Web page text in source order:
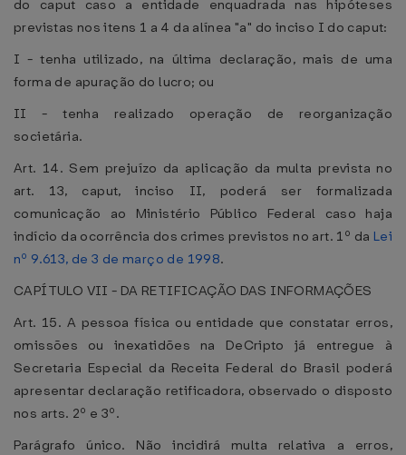
do caput caso a entidade enquadrada nas hipóteses
previstas nos itens 1 a 4 da alínea "a" do inciso I do caput:
I - tenha utilizado, na última declaração, mais de uma
forma de apuração do lucro; ou
II - tenha realizado operação de reorganização
societária.
Art. 14. Sem prejuízo da aplicação da multa prevista no
art. 13, caput, inciso II, poderá ser formalizada
comunicação ao Ministério Público Federal caso haja
indício da ocorrência dos crimes previstos no art. 1º da Lei
nº 9.613, de 3 de março de 1998.
CAPÍTULO VII - DA RETIFICAÇÃO DAS INFORMAÇÕES
Art. 15. A pessoa física ou entidade que constatar erros,
omissões ou inexatidões na DeCripto já entregue à
Secretaria Especial da Receita Federal do Brasil poderá
apresentar declaração retificadora, observado o disposto
nos arts. 2º e 3º.
Parágrafo único. Não incidirá multa relativa a erros,